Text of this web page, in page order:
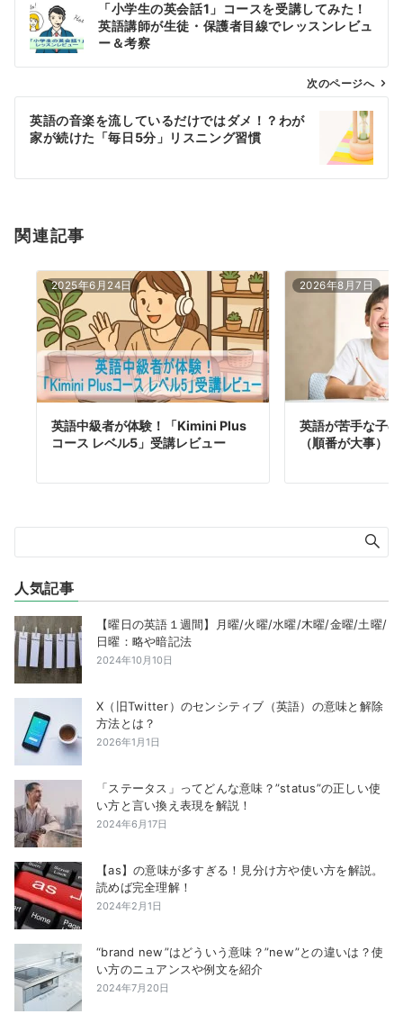
ビ
ン
「小学生の英会話1」コースを受講してみた！
英語講師が生徒・保護者目線でレッスンレビュ
ー＆考察
次のページへ
英語の音楽を流しているだけではダメ！？わが
家が続けた「毎日5分」リスニング習慣
関連記事
2025年6月24日
英語中級者が体験！「Kimini Plus
コース レベル5」受講レビュー
2026年8月7日
英語が苦手な子
（順番が大事）
人気記事
【曜日の英語１週間】月曜/火曜/水曜/木曜/金曜/土曜/
日曜：略や暗記法
2024年10月10日
X（旧Twitter）のセンシティブ（英語）の意味と解除
方法とは？
2026年1月1日
「ステータス」ってどんな意味？”status”の正しい使
い方と言い換え表現を解説！
2024年6月17日
【as】の意味が多すぎる！見分け方や使い方を解説。
読めば完全理解！
2024年2月1日
“brand new”はどういう意味？”new”との違いは？使
い方のニュアンスや例文を紹介
2024年7月20日